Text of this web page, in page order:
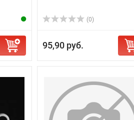
(0)
95,90 руб.